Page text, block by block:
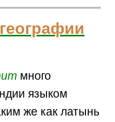
много
языком
же как латынь